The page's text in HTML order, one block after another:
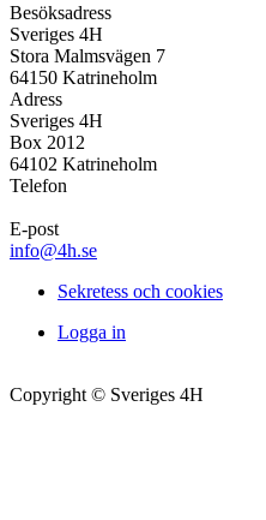
Besöksadress
Sveriges 4H
Stora Malmsvägen 7
64150 Katrineholm
Adress
Sveriges 4H
Box 2012
64102 Katrineholm
Telefon
E-post
info@4h.se
Sekretess och cookies
Logga in
Copyright © Sveriges 4H